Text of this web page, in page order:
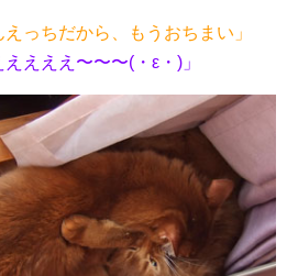
えっちだから、もうおちまい」
ええええ〜〜〜(・ε・)」